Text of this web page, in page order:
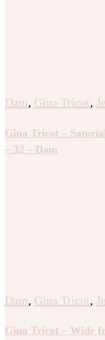
Dam, Gina Tricot,
Gina Tricot –
– 32 – Dam
Dam, Gina Tricot,
Gina Tricot – Wide